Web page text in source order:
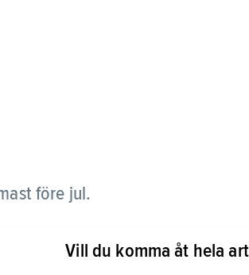
före jul.
före jul och slutar på julafton.
Vill du komma åt hela